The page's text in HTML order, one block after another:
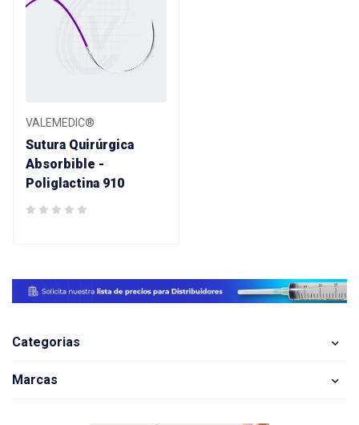
Categorias
Marcas
VALEMEDIC®
Sutura Quirúrgica
Absorbible -
Poliglactina 910